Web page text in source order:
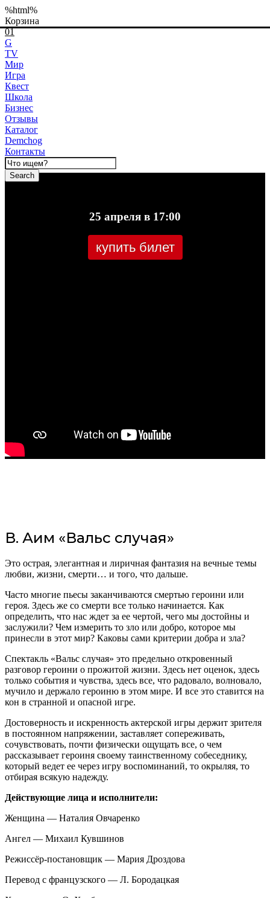
%html%
Корзина
01
G
TV
Мир
Игра
Квест
Школа
Бизнес
Отзывы
Каталог
Demchog
Контакты
Search
25 апреля в 17:00
купить билет
В. Аим «Вальс случая»
Это острая, элегантная и лиричная фантазия на вечные темы
любви, жизни, смерти… и того, что дальше.
Часто многие пьесы заканчиваются смертью героини или
героя. Здесь же со смерти все только начинается. Как
определить, что нас ждет за ее чертой, чего мы достойны и
заслужили? Чем измерить то зло или добро, которое мы
принесли в этот мир? Каковы сами критерии добра и зла?
Спектакль «Вальс случая» это предельно откровенный
разговор героини о прожитой жизни. Здесь нет оценок, здесь
только события и чувства, здесь все, что радовало, волновало,
мучило и держало героиню в этом мире. И все это ставится на
кон в странной и опасной игре.
Достоверность и искренность актерской игры держит зрителя
в постоянном напряжении, заставляет сопереживать,
сочувствовать, почти физически ощущать все, о чем
рассказывает героиня своему таинственному собеседнику,
который ведет ее через игру воспоминаний, то окрыляя, то
отбирая всякую надежду.
Действующие лица и исполнители:
Женщина — Наталия Овчаренко
Ангел — Михаил Кувшинов
Режиссёр-постановщик — Мария Дроздова
Перевод с французского — Л. Бородацкая